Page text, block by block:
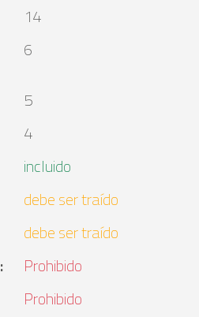
14
6
5
4
incluido
debe ser traído
debe ser traído
:
Prohibido
Prohibido